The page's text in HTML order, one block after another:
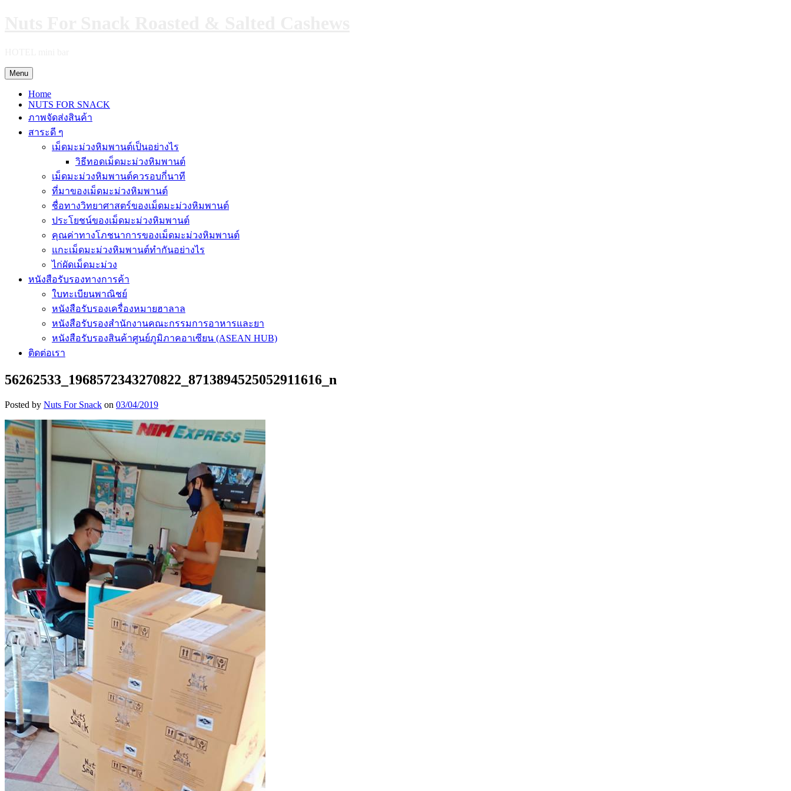
Menu
Home
NUTS FOR SNACK
ภาพจัดส่งสินค้า
สาระดี ๆ
เม็ดมะม่วงหิมพานต์เป็นอย่างไร
วิธีทอดเม็ดมะม่วงหิมพานต์
เม็ดมะม่วงหิมพานต์ควรอบกี่นาที
ที่มาของเม็ดมะม่วงหิมพานต์
ชื่อทางวิทยาศาสตร์ของเม็ดมะม่วงหิมพานต์
ประโยชน์ของเม็ดมะม่วงหิมพานต์
คุณค่าทางโภชนาการของเม็ดมะม่วงหิมพานต์
แกะเม็ดมะม่วงหิมพานต์ทำกันอย่างไร
ไก่ผัดเม็ดมะม่วง
หนังสือรับรองทางการค้า
ใบทะเบียนพาณิชย์
หนังสือรับรองเครื่องหมายฮาลาล
หนังสือรับรองสำนักงานคณะกรรมการอาหารและยา
หนังสือรับรองสินค้าศูนย์ภูมิภาคอาเซียน (ASEAN HUB)
ติดต่อเรา
56262533_1968572343270822_8713894525052911616_n
Posted by Nuts For Snack on 03/04/2019